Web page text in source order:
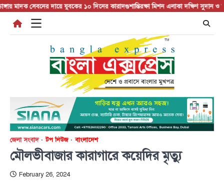
Skip
content
সেবনের দায়ে যুবকের ১০ দিনের কারাদণ্ডশান্তিরক্ষা মিশন এলাকা দক্ষিণ সুদান ও আবেই
জেলা সংবাদ টপ নিউজ বাংলাদেশ
মৌলভীবাজার কারাগারে কয়েদির মৃত্যু
February 26, 2024